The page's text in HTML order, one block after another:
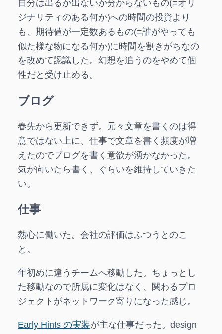
自分は出るか出ないか分からないもの(=オリ
ジナリティのある何か)への時間の投資より
も、期待値が一定数あるもの(=誰がやっても
似た様な物になる何か)に時間を割きがちなの
を改めて認識した。幻想を追うのをやめて個
性だと受け止める。
ブログ
春先から更新できず。元々文章を書くのは得
意ではない上に、仕事で文章を書く頻度が増
えたのでブログを書く意欲が湧かなかった。
気が向いたら書く、ぐらいを維持していきた
い。
仕事
熱心に働いた。会社の評価はふつうとのこ
と。
年初めに違うチームへ移動した。ちょっとし
た移動なので所属に変化はなく、関わるプロ
ジェクトがネットワーク寄りになった感じ。
Early Hints の実装が主な仕事だった。design